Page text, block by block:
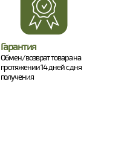
Гарантия
Обмен/возврат товара на
протяжении 14 дней с дня
получения